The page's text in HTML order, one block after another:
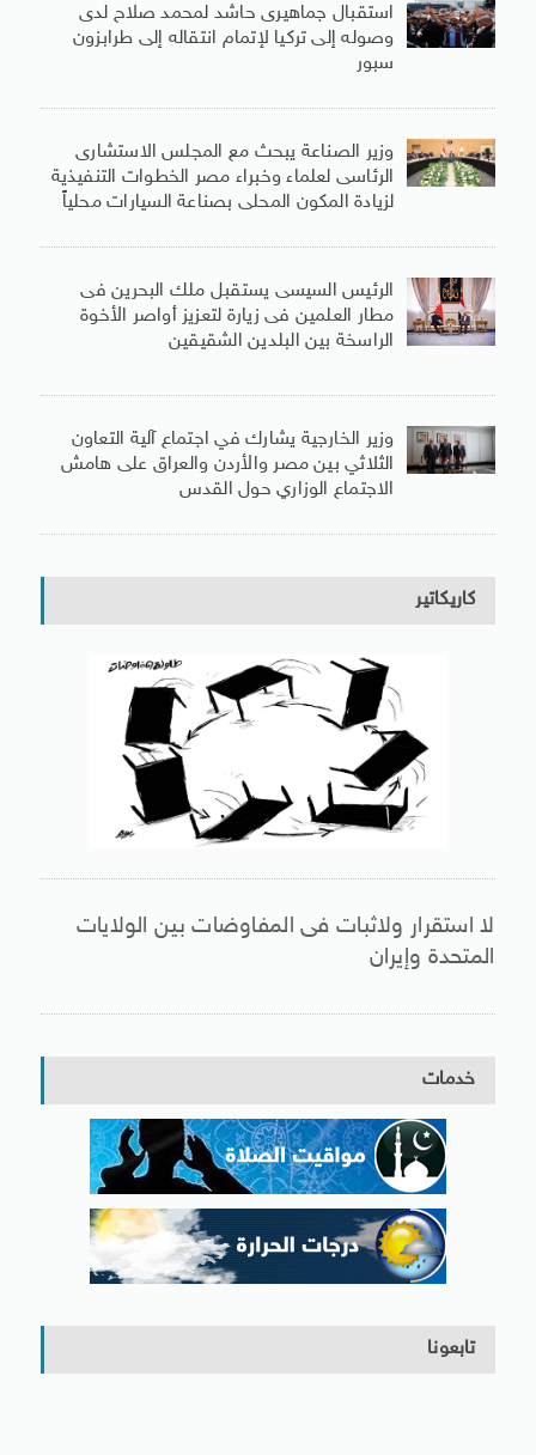
استقبال جماهيرى حاشد لمحمد صلاح لدى
وصوله إلى تركيا لإتمام انتقاله إلى طرابزون
سبور
وزير الصناعة يبحث مع المجلس الاستشارى
الرئاسى لعلماء وخبراء مصر الخطوات التنفيذية
لزيادة المكون المحلى بصناعة السيارات محلياً
الرئيس السيسى يستقبل ملك البحرين فى
مطار العلمين فى زيارة لتعزيز أواصر الأخوة
الراسخة بين البلدين الشقيقين
وزير الخارجية يشارك في اجتماع آلية التعاون
الثلاثي بين مصر والأردن والعراق على هامش
الاجتماع الوزاري حول القدس
كاريكاتير
لا استقرار ولاثبات فى المفاوضات بين الولايات
المتحدة وإيران
خدمات
تابعونا